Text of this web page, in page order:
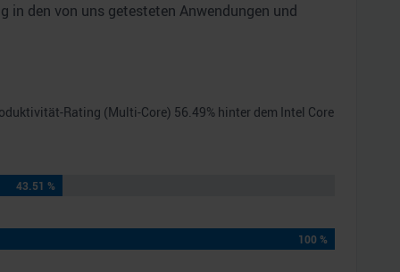
den von uns getesteten Anwendungen und
Rating (Multi-Core) 56.49% hinter dem Intel Core
43.51 %
100 %